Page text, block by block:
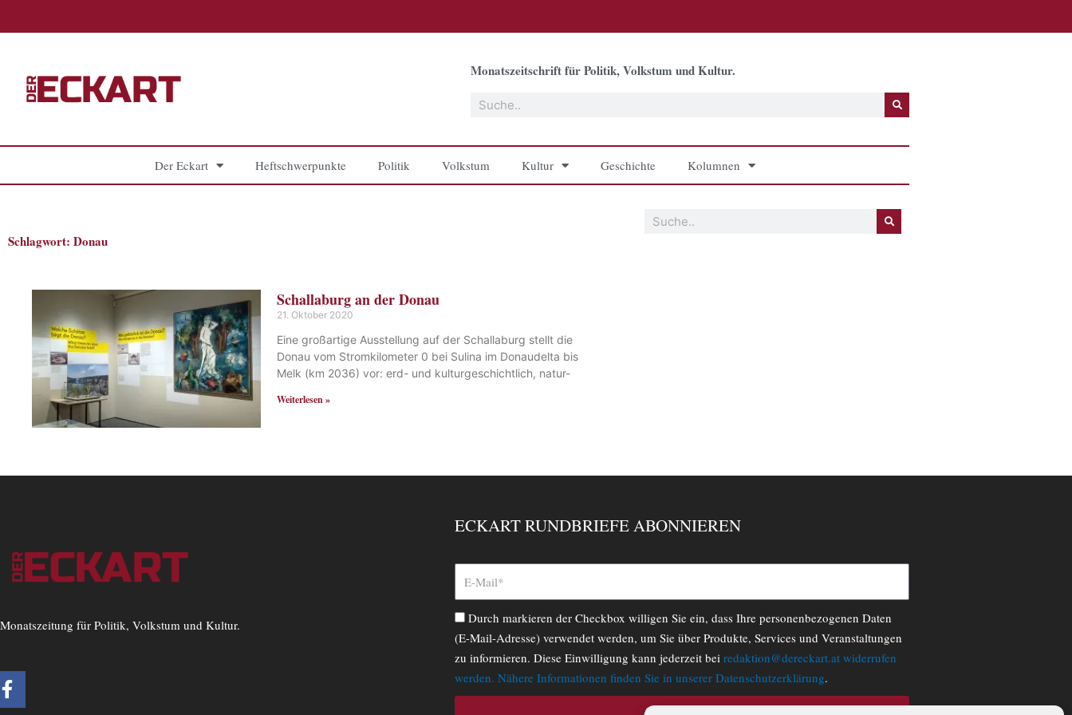
Monatszeitschrift für Politik, Volkstum und Kultur.
Suche
Der Eckart Heftschwerpunkte Politik Volkstum Kultur Geschichte Kolumnen
Schlagwort: Donau
Schallaburg an der Donau
21. Oktober 2020
Eine großartige Ausstellung auf der Schallaburg stellt die
Donau vom Stromkilometer 0 bei Sulina im Donaudelta bis
Melk (km 2036) vor: erd- und kulturgeschichtlich, natur-
Weiterlesen »
Monatszeitung für Politik, Volkstum und Kultur.
F
a
ECKART RUNDBRIEFE ABONNIEREN
Durch markieren der Checkbox willigen Sie ein, dass Ihre personenbezogenen Daten
(E-Mail-Adresse) verwendet werden, um Sie über Produkte, Services und Veranstaltungen
zu informieren. Diese Einwilligung kann jederzeit bei redaktion@dereckart.at widerrufen
werden. Nähere Informationen finden Sie in unserer Datenschutzerklärung.
ABONNIEREN